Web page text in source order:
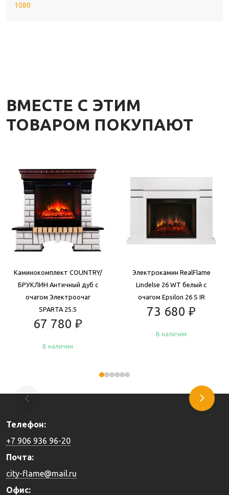
1080
ВМЕСТЕ С ЭТИМ
ТОВАРОМ ПОКУПАЮТ
Каминокомплект COUNTRY/
БРУКЛИН Античный дуб с
очагом Электроочаг
SPARTA 25.5
67 780 ₽
В наличии
Электрокамин RealFlame
Lindelse 26 WT белый с
очагом Epsilon 26 S IR
73 680 ₽
В наличии
Телефон:
+7 906 936 96-20
Почта:
city-flame@mail.ru
Офис: